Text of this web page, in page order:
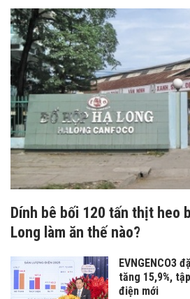
Dính bê bối 120 tấn thịt heo
Long làm ăn thế nào?
EVNGENCO3
tăng 15,9%,
điện mới